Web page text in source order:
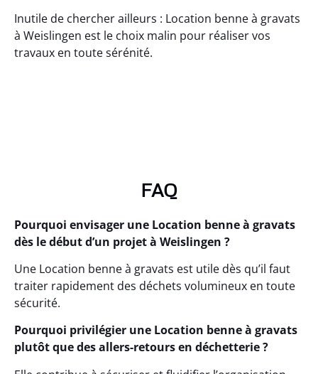
Inutile de chercher ailleurs : Location benne à gravats
à Weislingen est le choix malin pour réaliser vos
travaux en toute sérénité.
FAQ
Pourquoi envisager une Location benne à gravats
dès le début d’un projet à Weislingen ?
Une Location benne à gravats est utile dès qu’il faut
traiter rapidement des déchets volumineux en toute
sécurité.
Pourquoi privilégier une Location benne à gravats
plutôt que des allers-retours en déchetterie ?